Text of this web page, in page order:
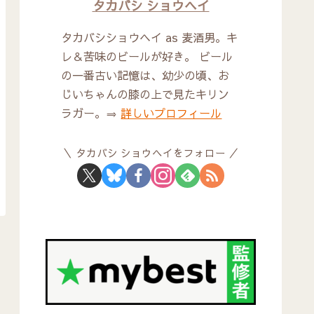
タカバシ ショウヘイ
タカバシショウヘイ as 麦酒男。キ
レ＆苦味のビールが好き。 ビール
の一番古い記憶は、幼少の頃、お
じいちゃんの膝の上で見たキリン
ラガー。⇒詳しいプロフィール
タカバシ ショウヘイをフォロー